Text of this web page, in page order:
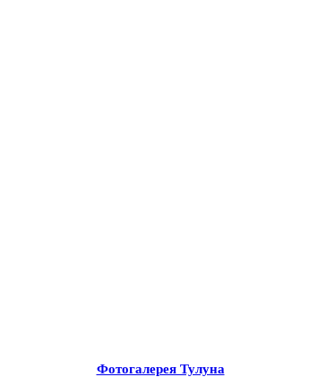
Фотогалерея Тулуна